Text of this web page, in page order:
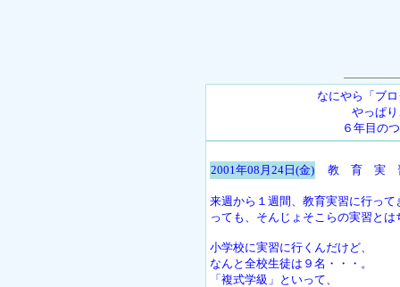
なにやら「ブ
やっぱ
６年目の
2001年08月24日(金) 教 育 実
来週から１週間、教育実習に行って
っても、そんじょそこらの実習とは
小学校に実習に行くんだけど、
なんと全校生徒は９名・・・。
「複式学級」といって、